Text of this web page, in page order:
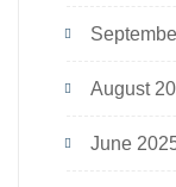
August
June